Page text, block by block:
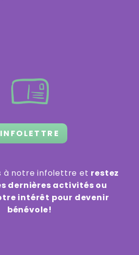
INFOLETTRE
à notre infolettre et restez
dernières activités ou
intérêt pour devenir
bénévole!